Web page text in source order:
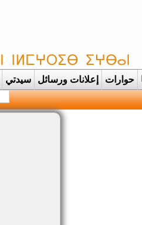
حوارات إعلانات ورسائل سيدتي